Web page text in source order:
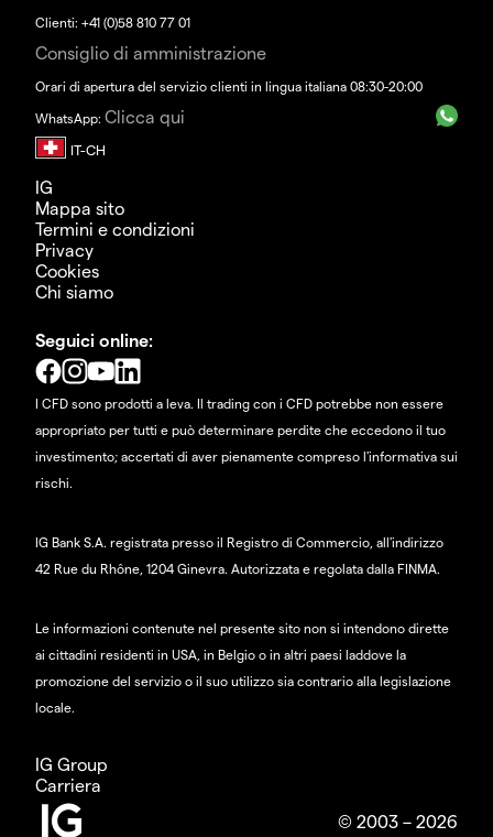
Clienti: +41 (0)58 810 77 01
Consiglio di amministrazione
Orari di apertura del servizio clienti in lingua italiana 08:30-20:00
WhatsApp: Clicca qui
IG
Mappa sito
Termini e condizioni
Privacy
Cookies
Chi siamo
Seguici online:
I CFD sono prodotti a leva. Il trading con i CFD potrebbe non essere
appropriato per tutti e può determinare perdite che eccedono il tuo
investimento; accertati di aver pienamente compreso l'informativa sui
rischi.
IG Bank S.A. registrata presso il Registro di Commercio, all'indirizzo
42 Rue du Rhône, 1204 Ginevra. Autorizzata e regolata dalla FINMA.
Le informazioni contenute nel presente sito non si intendono dirette
ai cittadini residenti in USA, in Belgio o in altri paesi laddove la
promozione del servizio o il suo utilizzo sia contrario alla legislazione
locale.
IG Group
Carriera
© 2003 – 2026